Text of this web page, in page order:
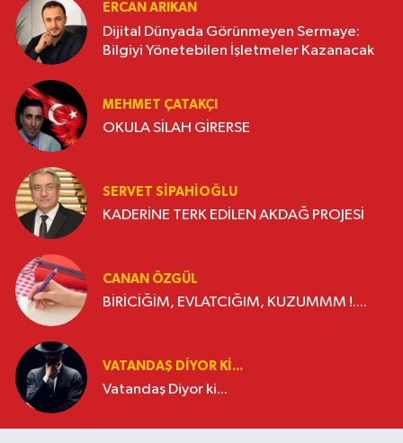
ERCAN ARIKAN
Dijital Dünyada Görünmeyen Sermaye:
Bilgiyi Yönetebilen İşletmeler Kazanacak
MEHMET ÇATAKÇI
OKULA SİLAH GİRERSE
SERVET SİPAHİOĞLU
KADERİNE TERK EDİLEN AKDAĞ PROJESİ
CANAN ÖZGÜL
BİRİCİĞİM, EVLATCIĞIM, KUZUMMM !....
VATANDAŞ DIYOR KI...
Vatandaş Diyor ki...